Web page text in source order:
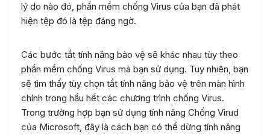
lý do nào đó, phần mềm chống Virus của bạn đã phát
hiện tệp đó là tệp đáng ngờ.
Các bước tắt tính năng bảo vệ sẽ khác nhau tùy theo
phần mềm chống Virus mà bạn sử dụng. Tuy nhiên, bạn
sẽ tìm thấy tùy chọn tắt tính năng bảo vệ trên màn hình
chính trong hầu hết các chương trình chống Virus.
Trong trường hợp bạn sử dụng tính năng Chống Virud
của Microsoft, đây là cách bạn có thể dừng tính năng